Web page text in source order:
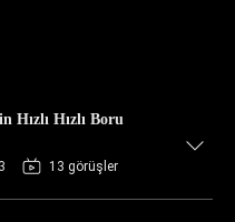
Hızlı Hızlı Boru
13 görüşler